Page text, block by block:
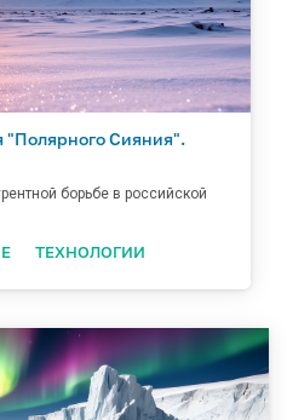
"Полярного Сияния".
борьбе в российской
ТЕХНОЛОГИИ